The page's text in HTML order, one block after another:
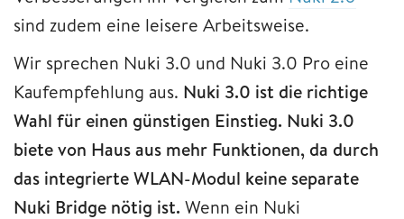
sind zudem eine leisere Arbeitsweise.
Wir sprechen Nuki 3.0 und Nuki 3.0 Pro eine
Kaufempfehlung aus. Nuki 3.0 ist die richtige
Wahl für einen günstigen Einstieg. Nuki 3.0
biete von Haus aus mehr Funktionen, da durch
das integrierte WLAN-Modul keine separate
Nuki Bridge nötig ist. Wenn ein Nuki